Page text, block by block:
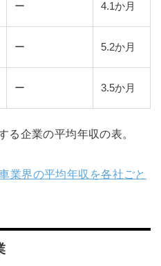
ー 4.1か月
ー 5.2か月
ー 3.5か月
る企業の平均年収の表。
業界の平均年収を各社ごと